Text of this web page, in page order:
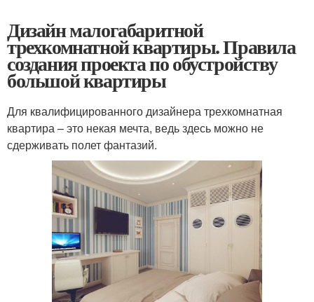
Дизайн малогабаритной
трехкомнатной квартиры. Правила
создания проекта по обустройству
большой квартиры
Для квалифицированного дизайнера трехкомнатная
квартира – это некая мечта, ведь здесь можно не
сдерживать полет фантазий.